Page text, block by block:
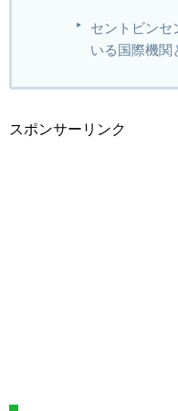
セントビンセ
いる国際機関
スポンサーリンク